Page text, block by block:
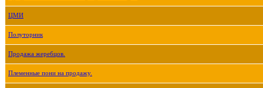
ЦМИ
Полуторник
Продажа жеребцов.
Племенные пони на продажу.